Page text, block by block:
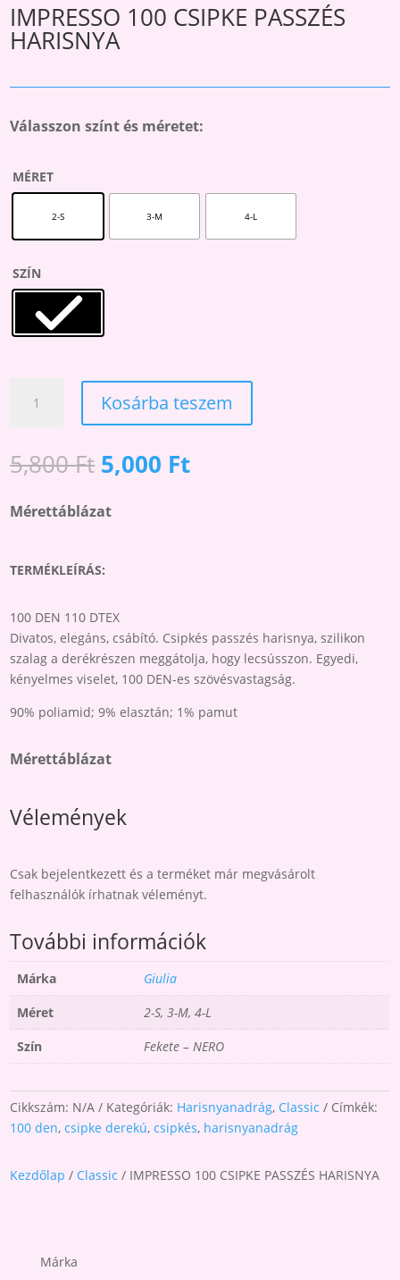
IMPRESSO 100 CSIPKE PASSZÉS
HARISNYA
Válasszon színt és méretet:
MÉRET
2-S 3-M 4-L
SZÍN
HARISNYA
Kosárba teszem
5,800Ft Original
price
was:
5,800 Ft.
5,000 FtCurrent
price
Mérettáblázat
TERMÉKLEÍRÁS:
100 DEN 110 DTEX
Divatos, elegáns, csábító. Csipkés passzés harisnya, szilikon
szalag a derékrészen meggátolja, hogy lecsússzon. Egyedi,
kényelmes viselet, 100 DEN-es szövésvastagság.
90% poliamid; 9% elasztán; 1% pamut
Mérettáblázat
Vélemények
Csak bejelentkezett és a terméket már megvásárolt
felhasználók írhatnak véleményt.
További információk
Márka
Giulia
Méret
2-S, 3-M, 4-L
Szín
Fekete – NERO
Cikkszám: N/A Kategóriák: Harisnyanadrág, Classic
Címkék:
100 den,csipke derekú,csipkés, harisnyanadrág
Kezdőlap / Classic / IMPRESSO 100 CSIPKE PASSZÉS HARISNYA
Márka